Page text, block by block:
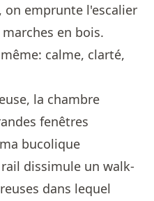
on emprunte l'escalier
en bois.
calme, clarté,
la chambre
fenêtres
bucolique
dissimule un walk-
dans lequel